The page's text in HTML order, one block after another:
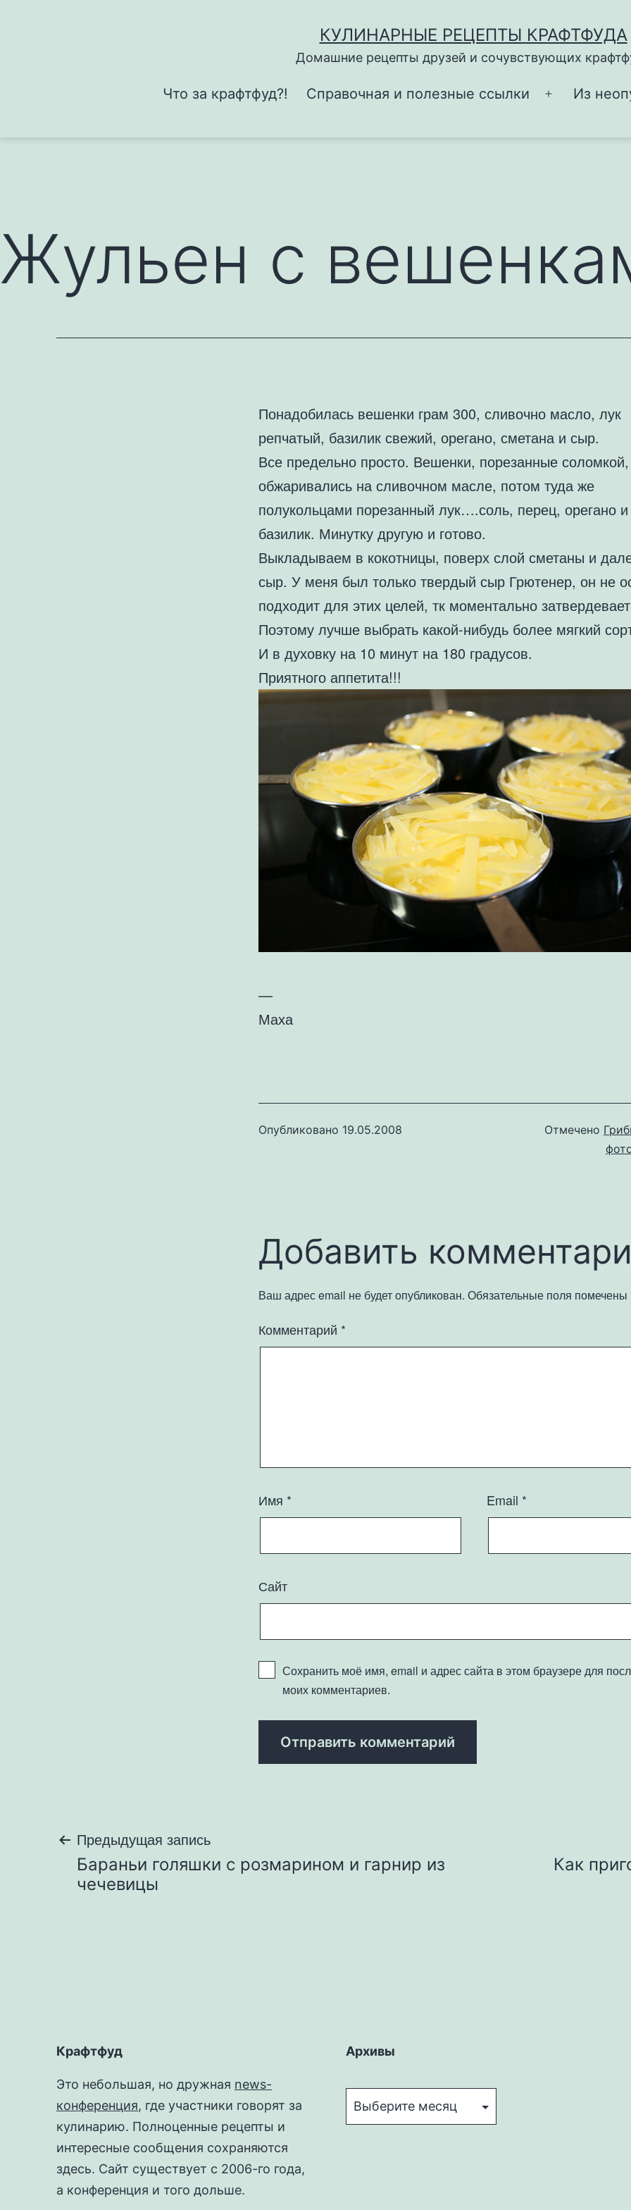
КУЛИНАРНЫЕ РЕЦЕПТЫ КРАФТФУДА
Домашние рецепты друзей и сочувствующих
Что за крафтфуд?! Справочная и полезные ссылки
Открыть
Из
Жульен с
Понадобилась вешенки грам 300, сливочно масло, лук
репчатый, базилик свежий, орегано, сметана и сыр.
Все предельно просто. Вешенки, порезанные соломкой,
обжаривались на сливочном масле, потом туда же
полукольцами порезанный лук….соль, перец, орегано
базилик. Минутку другую и готово.
Выкладываем в кокотницы, поверх слой сметаны и
сыр. У меня был только твердый сыр Грютенер, он не
подходит для этих целей, тк моментально
Поэтому лучше выбрать какой-нибудь более мягкий
И в духовку на 10 минут на 180 градусов.
Приятного аппетита!!!
—
Маха
Опубликовано 19.05.2008 Отмечено
Добавить
Ваш адрес email не будет опубликован. Обязательные поля помечены
Комментарий *
Имя * Email *
Сайт
Сохранить моё имя, email и адрес сайта в этом браузере для
моих комментариев.
Навигация
по
Предыдущая запись
Бараньи голяшки с розмарином и гарнир из
чечевицы
Как
Крафтфуд
Это небольшая, но дружная news-
конференция, где участники говорят за
кулинарию. Полноценные рецепты и
интересные сообщения сохраняются
здесь. Сайт существует с 2006-го года,
а конференция и того дольше.
Архивы